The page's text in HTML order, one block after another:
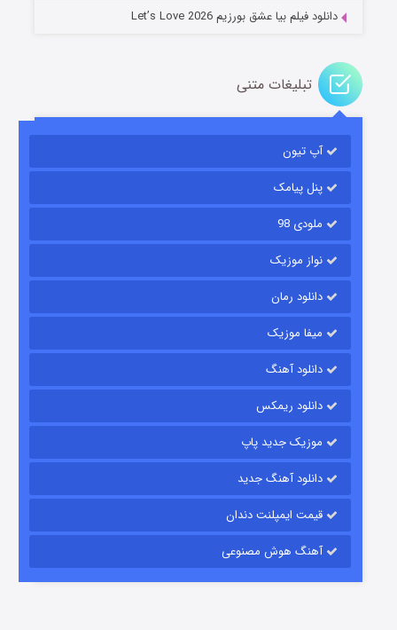
باب اسفنجی فصل ۱۷
قسمت۶ (زیرنویس) منتشر شد
قسمت۱۵ (دوبله) منتشر شد
زیرزمین
دانلود فیلم بیا عشق بورزیم Let’s Love 2026
تبلیغات متنی
آپ تیون
پنل پیامک
ملودی 98
نواز موزیک
دانلود رمان
میفا موزیک
دانلود آهنگ
دانلود ریمکس
موزیک جدید پاپ
دانلود آهنگ جدید
قیمت ایمپلنت دندان
آهنگ هوش مصنوعی